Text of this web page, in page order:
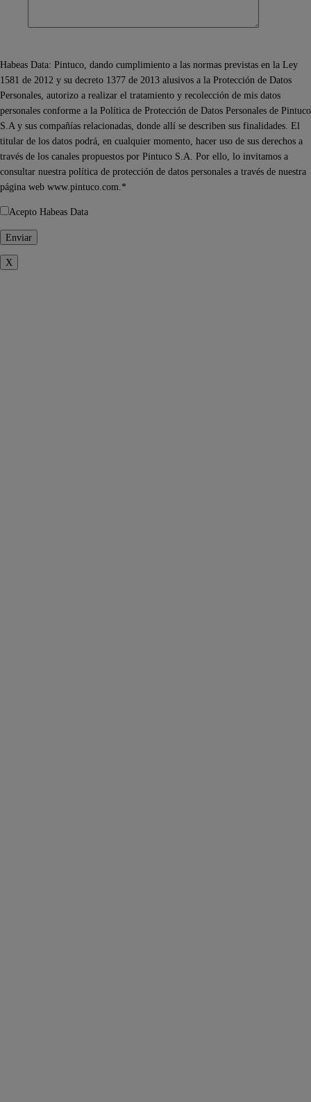
Habeas Data: Pintuco, dando cumplimiento a las normas previstas en la Ley
1581 de 2012 y su decreto 1377 de 2013 alusivos a la Protección de Datos
Personales, autorizo a realizar el tratamiento y recolección de mis datos
personales conforme a la Política de Protección de Datos Personales de Pintuco
S.A y sus compañías relacionadas, donde allí se describen sus finalidades. El
titular de los datos podrá, en cualquier momento, hacer uso de sus derechos a
través de los canales propuestos por Pintuco S.A. Por ello, lo invitamos a
consultar nuestra política de protección de datos personales a través de nuestra
página web www.pintuco.com.*
Acepto Habeas Data
X